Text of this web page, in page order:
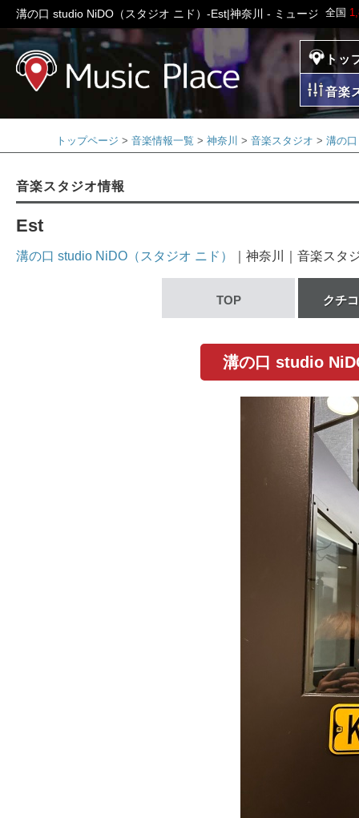
全国
溝の口 studio NiDO（スタジオ ニド）-Est|神奈川 - ミュージックプ
ミュージックプレイ
トッ
音楽
トップページ 音楽情報一覧 神奈川 音楽スタジオ 溝の
音楽スタジオ情報
Est
溝の口 studio NiDO（スタジオ ニド） ｜神奈川｜音楽スタ
TOP クチ
溝の口 studio